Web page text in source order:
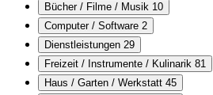
Bücher / Filme / Musik 10
Computer / Software 2
Dienstleistungen 29
Freizeit / Instrumente / Kulinarik 81
Haus / Garten / Werkstatt 45